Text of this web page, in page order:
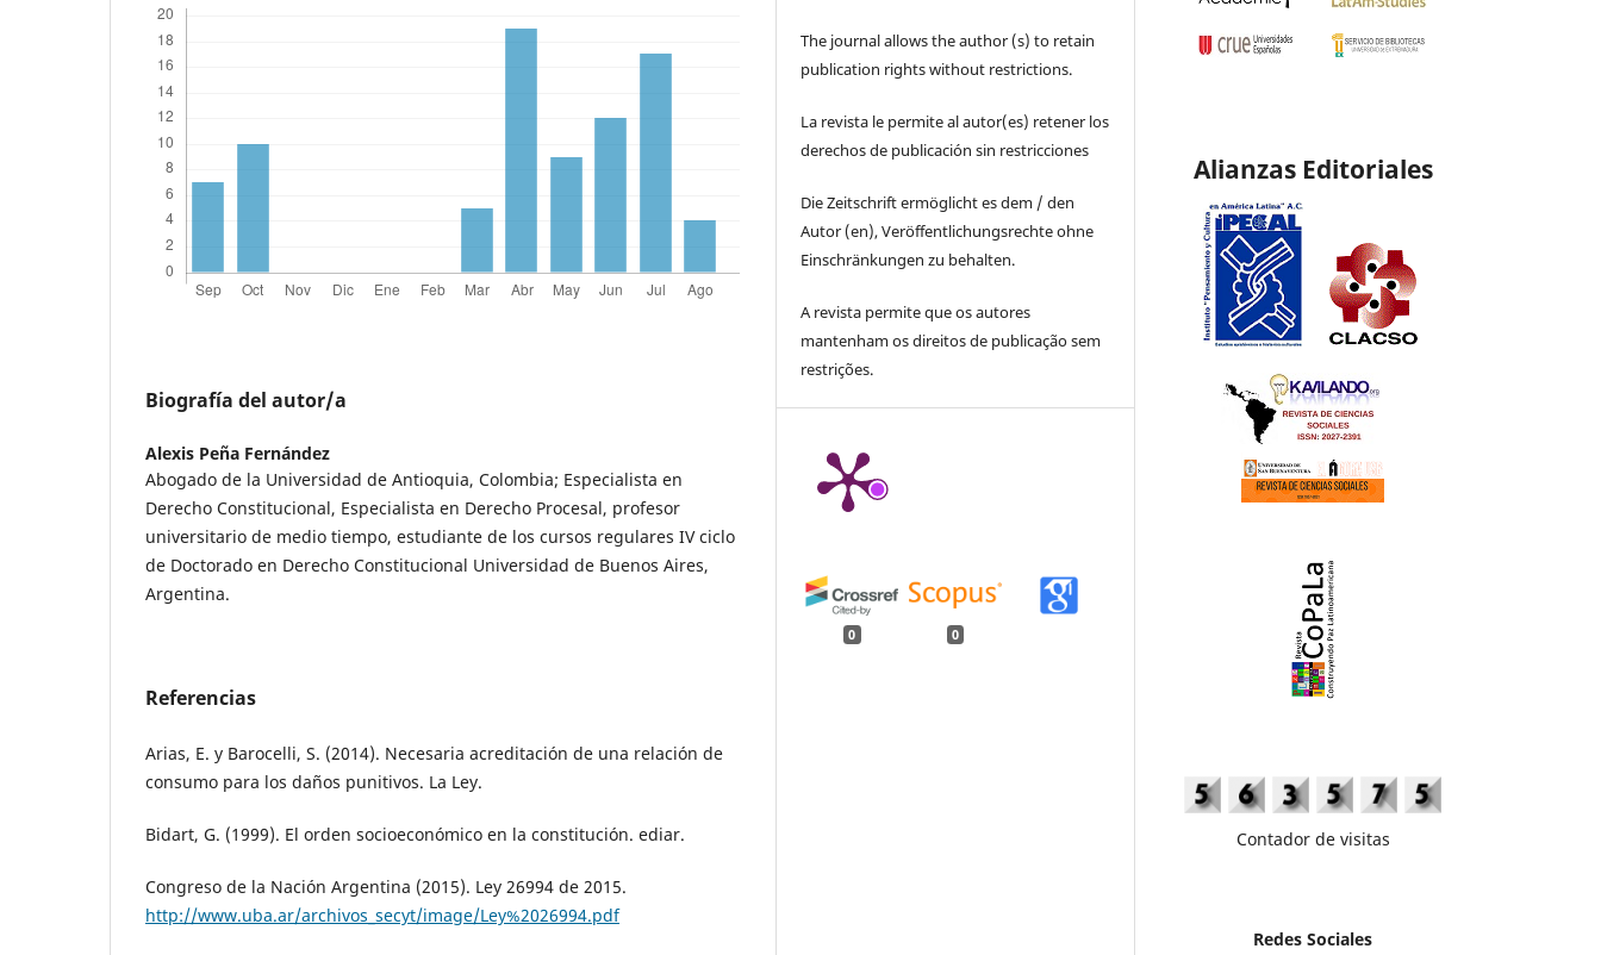
Biografía del autor/a
Alexis Peña Fernández
Abogado de la Universidad de Antioquia, Colombia; Especialista en
Derecho Constitucional, Especialista en Derecho Procesal, profesor
universitario de medio tiempo, estudiante de los cursos regulares IV ciclo
de Doctorado en Derecho Constitucional Universidad de Buenos Aires,
Argentina.
Referencias
Arias, E. y Barocelli, S. (2014). Necesaria acreditación de una relación de
consumo para los daños punitivos. La Ley.
Bidart, G. (1999). El orden socioeconómico en la constitución. ediar.
Congreso de la Nación Argentina (2015). Ley 26994 de 2015.
http://www.uba.ar/archivos_secyt/image/Ley%2026994.pdf
The journal allows the author (s) to retain
publication rights without restrictions.
La revista le permite al autor(es) retener los
derechos de publicación sin restricciones
Die Zeitschrift ermöglicht es dem / den
Autor (en), Veröffentlichungsrechte ohne
Einschränkungen zu behalten.
A revista permite que os autores
mantenham os direitos de publicação sem
restrições.
0 0
Alianzas Editoriales
Contador de visitas
Redes Sociales